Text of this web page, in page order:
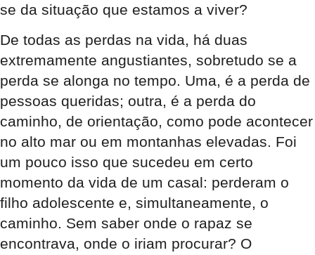
se da situação que estamos a viver?
De todas as perdas na vida, há duas
extremamente angustiantes, sobretudo se a
perda se alonga no tempo. Uma, é a perda de
pessoas queridas; outra, é a perda do
caminho, de orientação, como pode acontecer
no alto mar ou em montanhas elevadas. Foi
um pouco isso que sucedeu em certo
momento da vida de um casal: perderam o
filho adolescente e, simultaneamente, o
caminho. Sem saber onde o rapaz se
encontrava, onde o iriam procurar? O